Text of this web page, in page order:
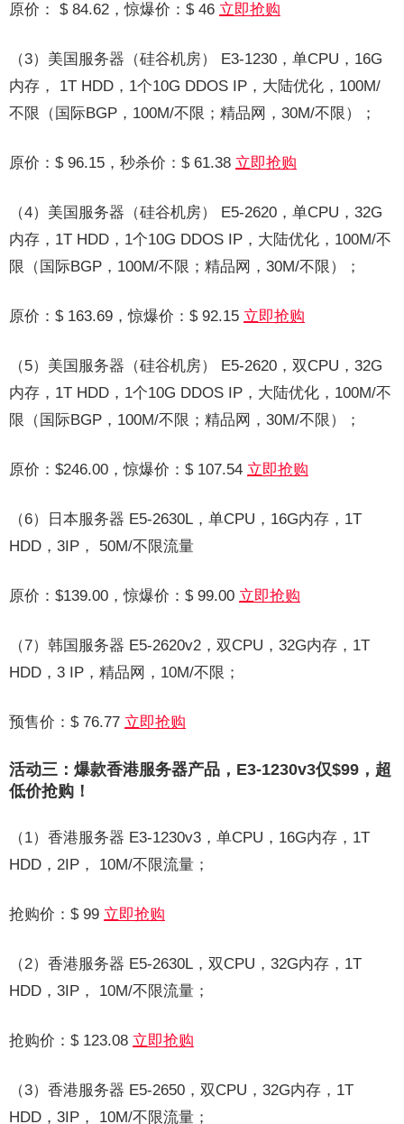
原价： $ 84.62，惊爆价：$ 46 立即抢购
（3）美国服务器（硅谷机房） E3-1230，单CPU，16G
内存， 1T HDD，1个10G DDOS IP，大陆优化，100M/
不限（国际BGP，100M/不限；精品网，30M/不限）；
原价：$ 96.15，秒杀价：$ 61.38 立即抢购
（4）美国服务器（硅谷机房） E5-2620，单CPU，32G
内存，1T HDD，1个10G DDOS IP，大陆优化，100M/不
限（国际BGP，100M/不限；精品网，30M/不限）；
原价：$ 163.69，惊爆价：$ 92.15 立即抢购
（5）美国服务器（硅谷机房） E5-2620，双CPU，32G
内存，1T HDD，1个10G DDOS IP，大陆优化，100M/不
限（国际BGP，100M/不限；精品网，30M/不限）；
原价：$246.00，惊爆价：$ 107.54 立即抢购
（6） 日本服务器 E5-2630L，单CPU，16G内存，1T
HDD，3IP， 50M/不限流量
原价：$139.00，惊爆价：$ 99.00 立即抢购
（7）韩国服务器 E5-2620v2，双CPU，32G内存，1T
HDD，3 IP，精品网，10M/不限；
预售价：$ 76.77 立即抢购
活动三：爆款香港服务器产品，E3-1230v3仅$99，超
低价抢购！
（1）香港服务器 E3-1230v3，单CPU，16G内存，1T
HDD，2IP， 10M/不限流量；
抢购价：$ 99 立即抢购
（2）香港服务器 E5-2630L，双CPU，32G内存，1T
HDD，3IP， 10M/不限流量；
抢购价：$ 123.08 立即抢购
（3）香港服务器 E5-2650，双CPU，32G内存，1T
HDD，3IP， 10M/不限流量；